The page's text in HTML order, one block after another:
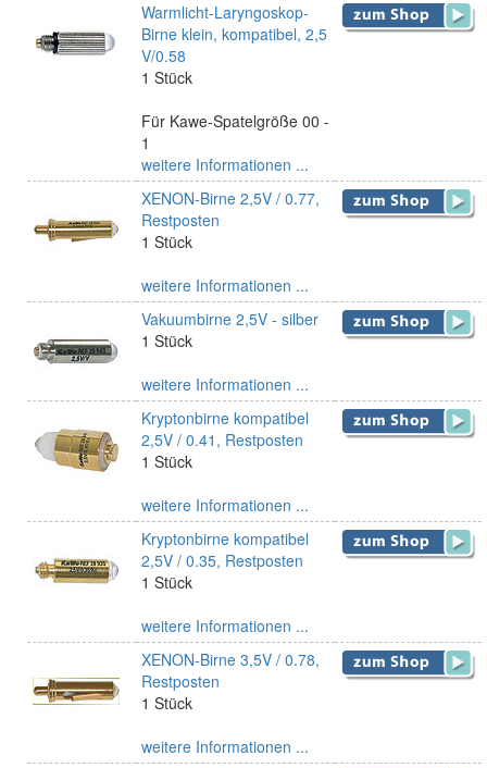
Warmlicht-Laryngoskop-
Birne klein, kompatibel, 2,5
V/0.58
1 Stück
Für Kawe-Spatelgröße 00 -
1
weitere Informationen ...
XENON-Birne 2,5V / 0.77,
Restposten
1 Stück
weitere Informationen ...
Vakuumbirne 2,5V - silber
1 Stück
weitere Informationen ...
Kryptonbirne kompatibel
2,5V / 0.41, Restposten
1 Stück
weitere Informationen ...
Kryptonbirne kompatibel
2,5V / 0.35, Restposten
1 Stück
weitere Informationen ...
XENON-Birne 3,5V / 0.78,
Restposten
1 Stück
weitere Informationen ...